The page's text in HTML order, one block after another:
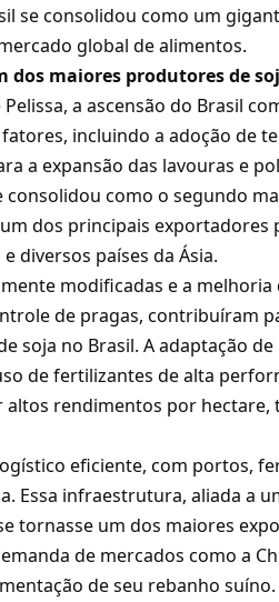
se consolidou como um
global de alimentos.
dos maiores produtores de
a ascensão do Brasil
incluindo a adoção de
a expansão das lavouras e
consolidou como o segundo
dos principais
diversos países da Ásia.
modificadas e a
de pragas, contribuíram
soja no Brasil. A adaptação
de fertilizantes de alta
rendimentos por hectare,
eficiente, com portos,
Essa infraestrutura, aliada a
tornasse um dos maiores
de mercados como a
de seu rebanho suíno.